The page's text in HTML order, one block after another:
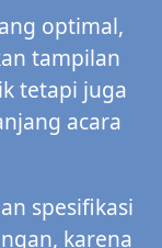
optimal,
tampilan
tetapi juga
acara
spesifikasi
karena